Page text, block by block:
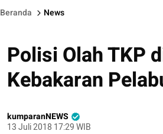
Beranda News
Polisi Olah TKP
Kebakaran
kumparanNEWS
13 Juli 2018 17:29 WIB